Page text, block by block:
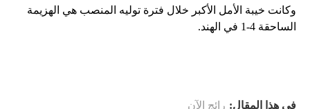
وكانت خيبة الأمل الأكبر خلال فترة توليه المنصب هي الهزيمة
الساحقة 4-1 في الهند.
في هذا المقال: رائج الآن